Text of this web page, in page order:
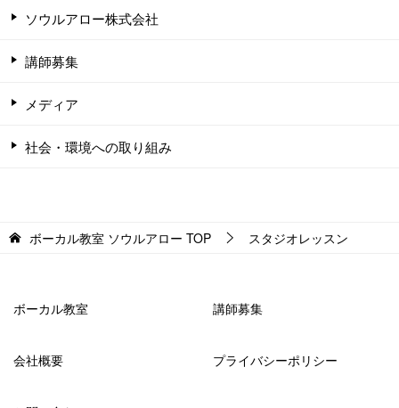
ソウルアロー株式会社
講師募集
メディア
社会・環境への取り組み
ボーカル教室 ソウルアロー TOP スタジオレッスン
ボーカル教室 講師募集
会社概要 プライバシーポリシー